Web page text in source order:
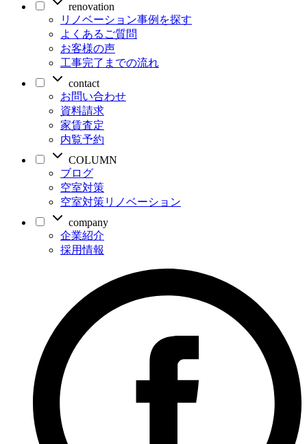
renovation
リノベーション事例を探す
よくあるご質問
お客様の声
工事完了までの流れ
contact
お問い合わせ
資料請求
家賃査定
内覧予約
COLUMN
ブログ
空室対策
空室対策リノベーション
company
企業紹介
採用情報